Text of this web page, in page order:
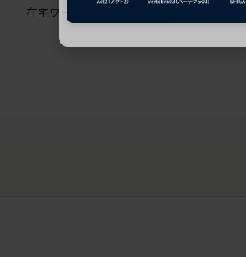
在宅ワークにおすすめのオフィスチェア5選